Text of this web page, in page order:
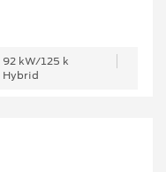
92 kW/125 k
Hybrid